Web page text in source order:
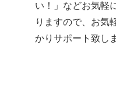
い！」などお気軽
りますので、お気
かりサポート致し